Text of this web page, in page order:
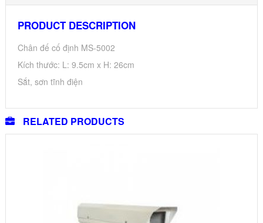
PRODUCT DESCRIPTION
Chân đế cố định MS-5002
Kích thước: L: 9.5cm x H: 26cm
Sắt, sơn tĩnh điện
RELATED PRODUCTS